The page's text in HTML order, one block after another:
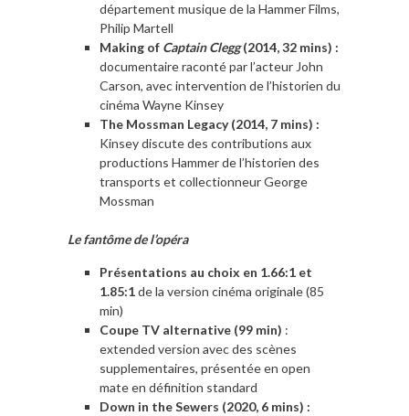
département musique de la Hammer Films,
Philip Martell
Making of Captain Clegg(2014, 32 mins) :
documentaire raconté par l’acteur John
Carson, avec intervention de l’historien du
cinéma Wayne Kinsey
The Mossman Legacy (2014, 7 mins) :
Kinsey discute des contributions aux
productions Hammer de l’historien des
transports et collectionneur George
Mossman
Le fantôme de l’opéra
Présentations au choix en 1.66:1 et
1.85:1de la version cinéma originale (85
min)
Coupe TV alternative (99 min) :
extended version avec des scènes
supplementaires, présentée en open
mate en définition standard
Down in the Sewers (2020, 6 mins) :